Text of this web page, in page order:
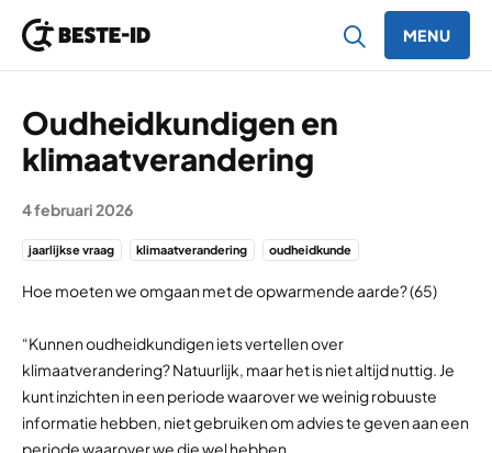
MENU
Oudheidkundigen en
klimaatverandering
4 februari 2026
jaarlijkse vraag klimaatverandering oudheidkunde
Hoe moeten we omgaan met de opwarmende aarde? (65)
“Kunnen oudheidkundigen iets vertellen over
klimaatverandering? Natuurlijk, maar het is niet altijd nuttig. Je
kunt inzichten in een periode waarover we weinig robuuste
informatie hebben, niet gebruiken om advies te geven aan een
periode waarover we die wel hebben.